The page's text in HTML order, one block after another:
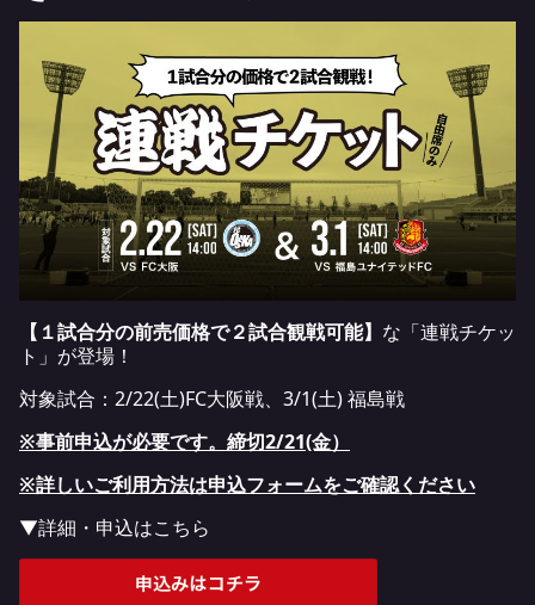
【１試合分の前売価格で２試合観戦可能】 な「連戦チケッ
ト」が登場！
対象試合：2/22(土)FC大阪戦、3/1(土) 福島戦
※事前申込が必要です。締切2/21(金）
※詳しいご利用方法は申込フォームをご確認ください
▼詳細・申込はこちら